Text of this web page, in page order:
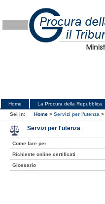
Home La Procura della Repubblica
Sei in:
Home > Servizi per l'utenza >
Servizi per l'utenza
Come fare per
Richieste online certificati
Glossario